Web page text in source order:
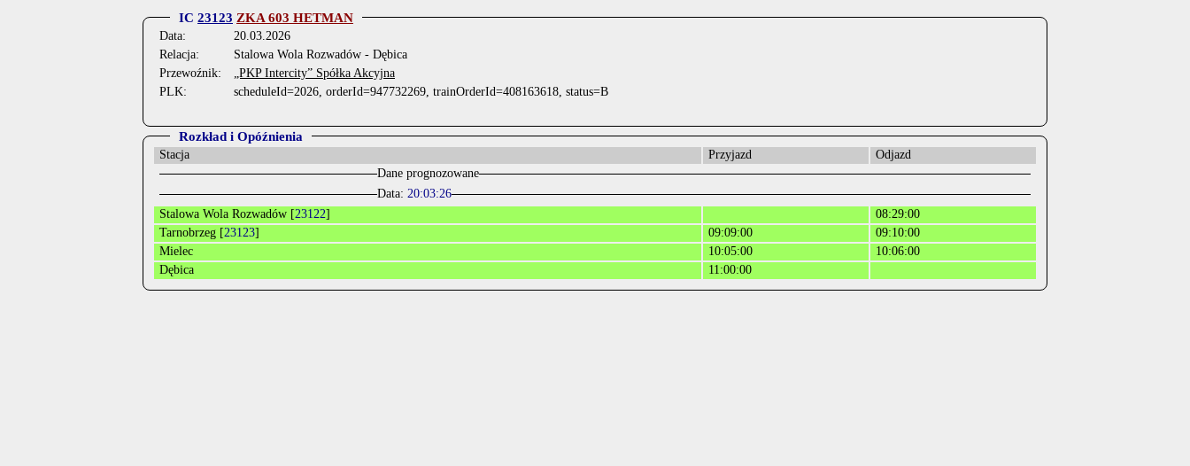
IC 23123 ZKA 603 HETMAN
Data:
20.03.2026
Relacja:
Stalowa Wola Rozwadów - Dębica
Przewoźnik:
„PKP Intercity” Spółka Akcyjna
PLK:
scheduleId=2026, orderId=947732269, trainOrderId=408163618, status=B
Rozkład i Opóźnienia
Stacja Przyjazd
Odjazd
Dane prognozowane
Data: 20:03:26
Stalowa Wola Rozwadów [23122]
08:29:00
Tarnobrzeg [23123] 09:09:00
09:10:00
Mielec
10:05:00
10:06:00
Dębica
11:00:00